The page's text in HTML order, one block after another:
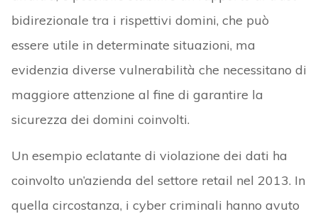
bidirezionale tra i rispettivi domini, che può
essere utile in determinate situazioni, ma
evidenzia diverse vulnerabilità che necessitano di
maggiore attenzione al fine di garantire la
sicurezza dei domini coinvolti.
Un esempio eclatante di violazione dei dati ha
coinvolto un’azienda del settore retail nel 2013. In
quella circostanza, i cyber criminali hanno avuto